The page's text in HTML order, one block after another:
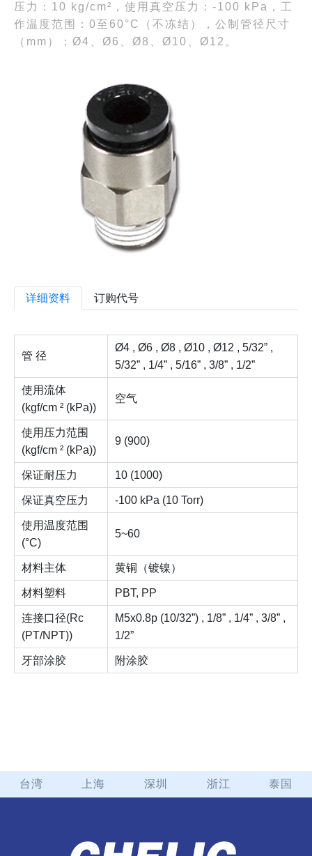
压力：10 kg/cm²，使用真空压力：-100 kPa，工
作温度范围：0至60°C（不冻结），公制管径尺寸
（mm）：Ø4、Ø6、Ø8、Ø10、Ø12。
详细资料 订购代号
管 径
Ø4 , Ø6 , Ø8 , Ø10 , Ø12 , 5/32” ,
5/32” , 1/4” , 5/16” , 3/8” , 1/2”
使用流体
(kgf/cm ² (kPa))
空气
使用压力范围
(kgf/cm ² (kPa))
9 (900)
保证耐压力 10 (1000)
保证真空压力 -100 kPa (10 Torr)
使用温度范围
(°C)
5~60
材料主体 黄铜（镀镍）
材料塑料 PBT, PP
连接口径(Rc
(PT/NPT))
M5x0.8p (10/32”) , 1/8” , 1/4” , 3/8” ,
1/2”
牙部涂胶 附涂胶
台湾 上海 深圳 浙江 泰国